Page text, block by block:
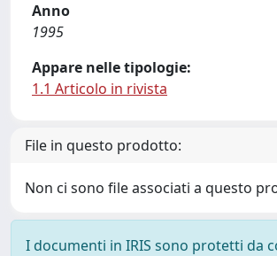
Anno
1995
Appare nelle tipologie:
1.1 Articolo in rivista
File in questo prodotto:
Non ci sono file associati a questo
I documenti in IRIS sono protetti da